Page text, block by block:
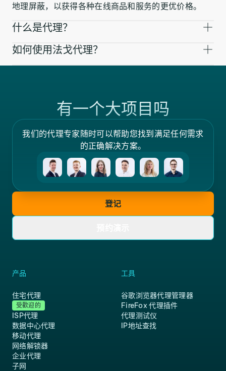
地理屏蔽，以获得各种在线商品和服务的更优价格。
什么是代理？
如何使用法戈代理？
有一个大项目吗
我们的代理专家随时可以帮助您找到满足任何需求
的正确解决方案。
登记
产品
住宅代理
受歡迎的
ISP代理
数据中心代理
移动代理
网络解锁器
企业代理
子网
工具
谷歌浏览器代理管理器
FireFox 代理插件
代理测试仪
IP地址查找